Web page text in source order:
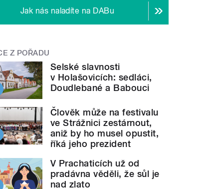
Jak nás naladíte na DABu
Z POŘADU
Selské slavnosti
v Holašovicích: sedláci,
Doudlebané a Babouci
Člověk může na festivalu
ve Strážnici zestárnout,
aniž by ho musel opustit,
říká jeho prezident
V Prachaticích už od
pradávna věděli, že sůl je
nad zlato